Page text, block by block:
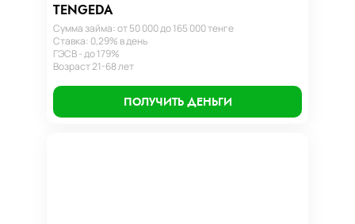
TENGEDA
Сумма займа: от 50 000 до 165 000 тенге
Ставка: 0,29% в день
ГЭСВ - до 179%
Возраст 21-68 лет
ПОЛУЧИТЬ ДЕНЬГИ